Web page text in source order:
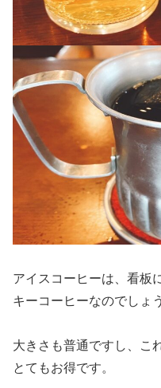
アイスコーヒーは、看板
キーコーヒーなのでしょ
大きさも普通ですし、こ
とてもお得です。